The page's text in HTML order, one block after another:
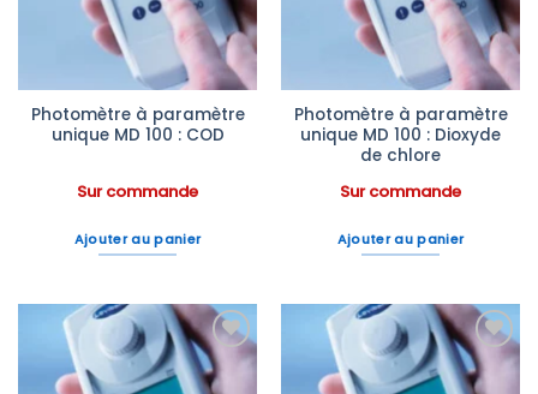
Photomètre à paramètre
unique MD 100 : COD
Sur commande
Ajouter au panier
Photomètre à paramètre
unique MD 100 : Dioxyde
de chlore
Sur commande
Ajouter au panier